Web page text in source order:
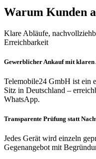
Warum Kunden
Klare Abläufe,
Erreichbarkeit
Gewerblicher Ankauf mit klaren
Telemobile24 GmbH ist ein
Sitz in Deutschland –
WhatsApp.
Transparente Prüfung statt
Jedes Gerät wird einzeln
Gegenangebot mit